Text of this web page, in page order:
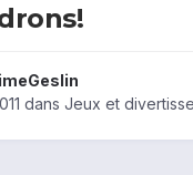
dans Jeux et